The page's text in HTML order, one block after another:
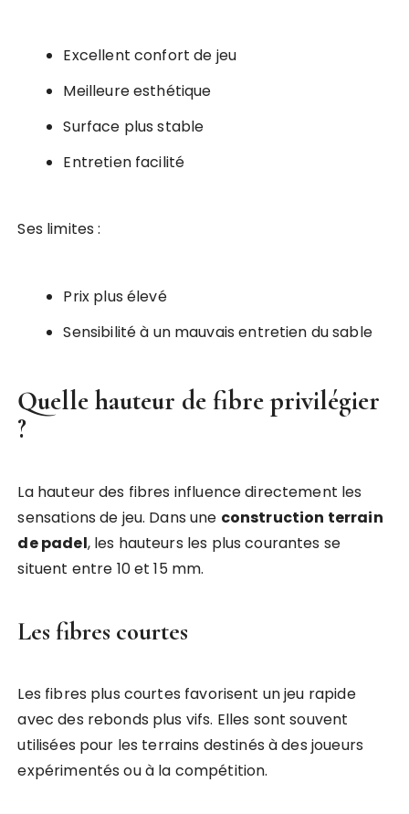
Excellent confort de jeu
Meilleure esthétique
Surface plus stable
Entretien facilité
Ses limites :
Prix plus élevé
Sensibilité à un mauvais entretien du sable
Quelle hauteur de fibre privilégier
?
La hauteur des fibres influence directement les
sensations de jeu. Dans une construction terrain
de padel, les hauteurs les plus courantes se
situent entre 10 et 15 mm.
Les fibres courtes
Les fibres plus courtes favorisent un jeu rapide
avec des rebonds plus vifs. Elles sont souvent
utilisées pour les terrains destinés à des joueurs
expérimentés ou à la compétition.